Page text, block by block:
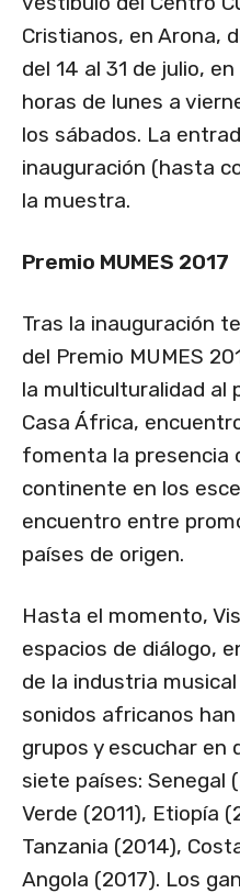
Cristianos, en Arona,
del 14 al 31 de julio,
horas de lunes a
los sábados. La
inauguración (hasta
la muestra.
Premio MUMES 2017
Tras la inauguración
del Premio MUMES
la multiculturalidad al
Casa África,
fomenta la presencia
continente en los
encuentro entre
países de origen.
Hasta el momento,
espacios de diálogo,
de la industria
sonidos africanos
grupos y escuchar en
siete países: Senegal
Verde (2011), Etiopía
Tanzania (2014),
Angola (2017). Los